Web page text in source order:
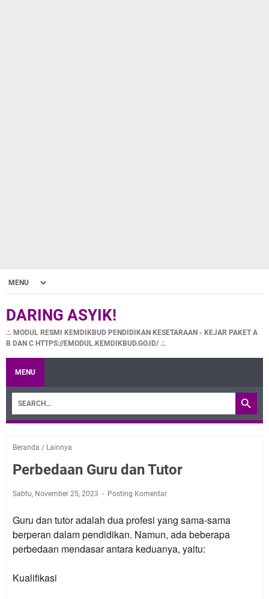
DARING ASYIK!
.:. MODUL RESMI KEMDIKBUD PENDIDIKAN KESETARAAN - KEJAR PAKET A
B DAN C HTTPS://EMODUL.KEMDIKBUD.GO.ID/ .:.
MENU
Beranda / Lainnya
Perbedaan Guru dan Tutor
Sabtu, November 25, 2023 Posting Komentar
Guru dan tutor adalah dua profesi yang sama-sama
berperan dalam pendidikan. Namun, ada beberapa
perbedaan mendasar antara keduanya, yaitu:
Kualifikasi